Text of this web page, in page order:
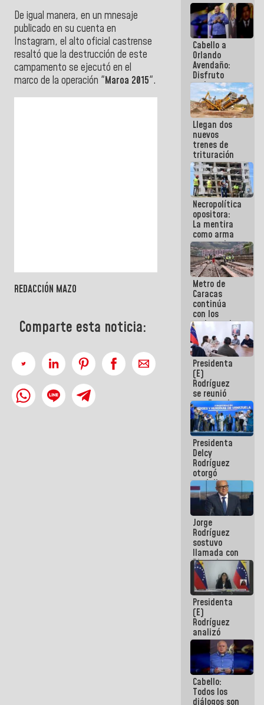
De igual manera, en un mnesaje
publicado en su cuenta en
Instagram, el alto oficial castrense
resaltó que la destrucción de este
campamento se ejecutó en el
marco de la operación "Maroa 2015".
REDACCIÓN MAZO
Comparte esta noticia:
Cabello a
Orlando
Avendaño:
Disfruto
cada vez
que escribes
porque lo
que haces
es
embarrarla
Llegan dos
nuevos
trenes de
trituración
para
optimizar
manejo de
escombros
en La Guaira
Necropolítica
opositora:
La mentira
como arma
contra el
Pueblo
Metro de
Caracas
continúa
con los
trabajos de
mantenimiento
e inspección
en la Línea 2
Presidenta
(E)
Rodríguez
se reunió
con Estado
Mayor
Eléctrico
para
abordar
planes de
acción
Presidenta
Delcy
Rodríguez
otorgó
medalla
"Héroe de
Venezuela"
a servidores
públicos
Jorge
Rodríguez
sostuvo
llamada con
Dinorah
Figuera y
acuerdan
primer
encuentro
presencial
para el
diálogo
Presidenta
(E)
Rodríguez
analizó
junto a
gobernadores
planes de
recuperación
del Sistema
Eléctrico
Cabello:
Todos los
diálogos son